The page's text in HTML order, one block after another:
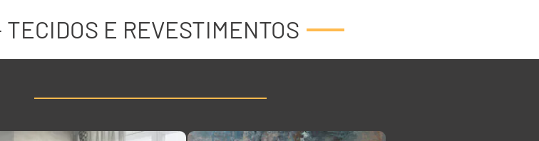
E REVESTIMENTOS